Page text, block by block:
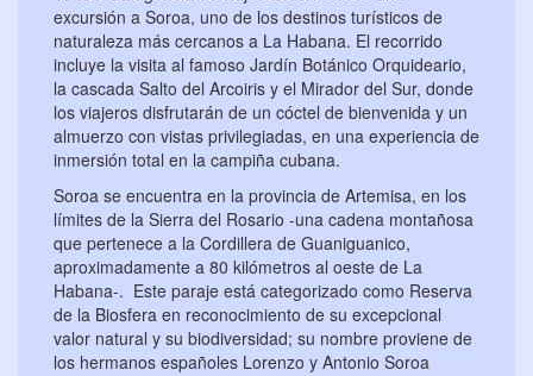
excursión a Soroa, uno de los destinos turísticos de
naturaleza más cercanos a La Habana. El recorrido
incluye la visita al famoso Jardín Botánico Orquideario,
la cascada Salto del Arcoiris y el Mirador del Sur, donde
los viajeros disfrutarán de un cóctel de bienvenida y un
almuerzo con vistas privilegiadas, en una experiencia de
inmersión total en la campiña cubana.
Soroa se encuentra en la provincia de Artemisa, en los
límites de la Sierra del Rosario -una cadena montañosa
que pertenece a la Cordillera de Guaniguanico,
aproximadamente a 80 kilómetros al oeste de La
Habana-. Este paraje está categorizado como Reserva
de la Biosfera en reconocimiento de su excepcional
valor natural y su biodiversidad; su nombre proviene de
los hermanos españoles Lorenzo y Antonio Soroa